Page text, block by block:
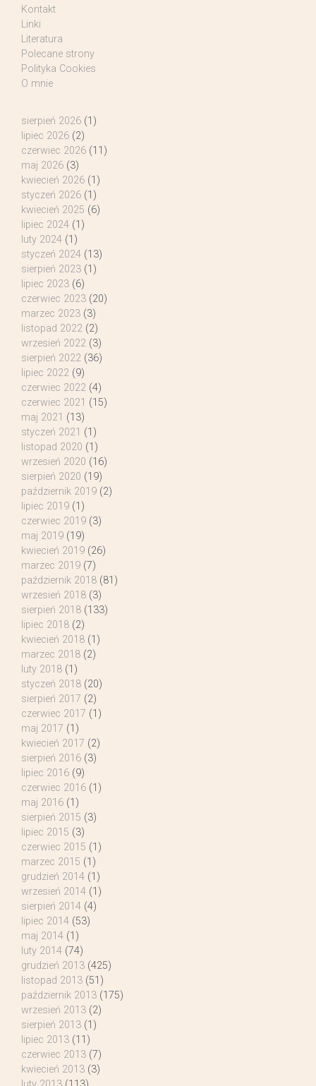
Kontakt
Linki
Literatura
Polecane strony
Polityka Cookies
O mnie
sierpień 2026 (1)
lipiec 2026 (2)
czerwiec 2026 (11)
maj 2026 (3)
kwiecień 2026 (1)
styczeń 2026 (1)
kwiecień 2025 (6)
lipiec 2024 (1)
luty 2024 (1)
styczeń 2024 (13)
sierpień 2023 (1)
lipiec 2023 (6)
czerwiec 2023 (20)
marzec 2023 (3)
listopad 2022 (2)
wrzesień 2022 (3)
sierpień 2022 (36)
lipiec 2022 (9)
czerwiec 2022 (4)
czerwiec 2021 (15)
maj 2021 (13)
styczeń 2021 (1)
listopad 2020 (1)
wrzesień 2020 (16)
sierpień 2020 (19)
październik 2019 (2)
lipiec 2019 (1)
czerwiec 2019 (3)
maj 2019 (19)
kwiecień 2019 (26)
marzec 2019 (7)
październik 2018 (81)
wrzesień 2018 (3)
sierpień 2018 (133)
lipiec 2018 (2)
kwiecień 2018 (1)
marzec 2018 (2)
luty 2018 (1)
styczeń 2018 (20)
sierpień 2017 (2)
czerwiec 2017 (1)
maj 2017 (1)
kwiecień 2017 (2)
sierpień 2016 (3)
lipiec 2016 (9)
czerwiec 2016 (1)
maj 2016 (1)
sierpień 2015 (3)
lipiec 2015 (3)
czerwiec 2015 (1)
marzec 2015 (1)
grudzień 2014 (1)
wrzesień 2014 (1)
sierpień 2014 (4)
lipiec 2014 (53)
maj 2014 (1)
luty 2014 (74)
grudzień 2013 (425)
listopad 2013 (51)
październik 2013 (175)
wrzesień 2013 (2)
sierpień 2013 (1)
lipiec 2013 (11)
czerwiec 2013 (7)
kwiecień 2013 (3)